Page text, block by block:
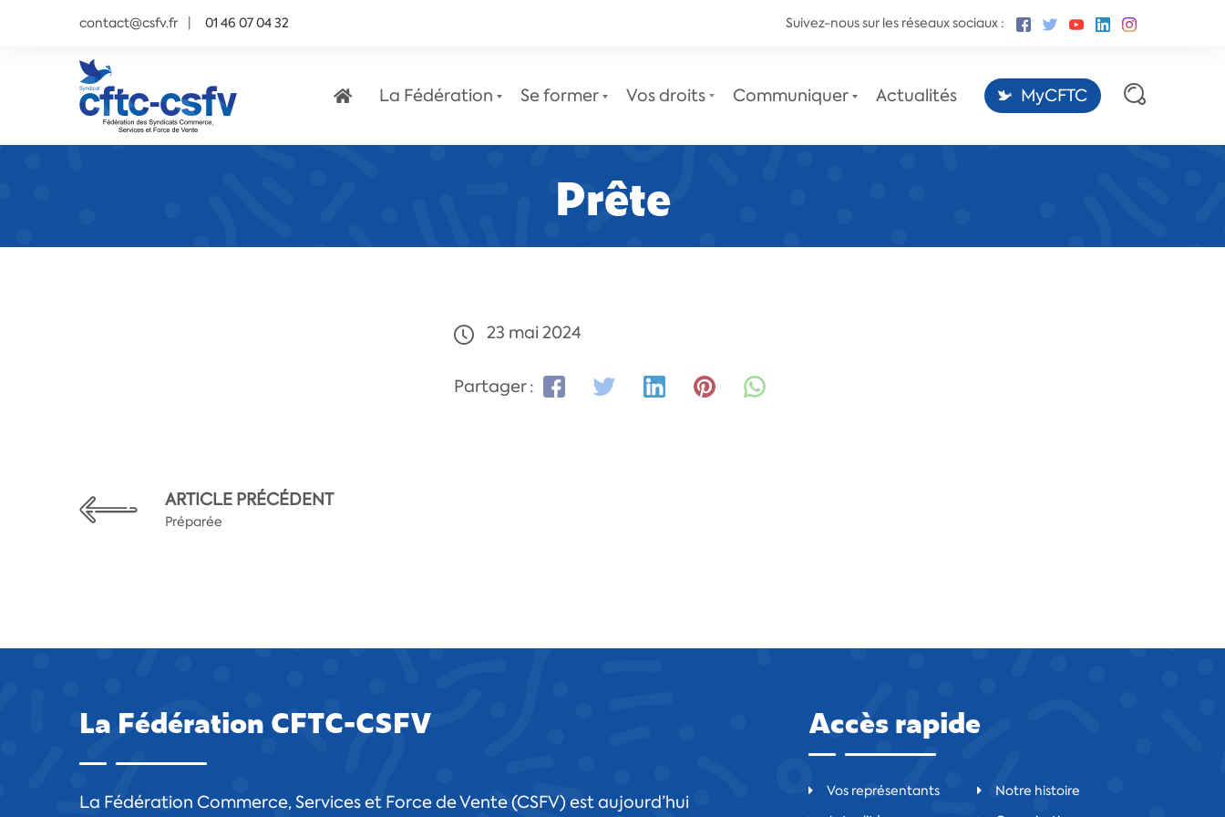
contact@csfv.fr 01 46 07 04 32 Suivez-nous sur les réseaux sociaux :
La Fédération Se former Vos droits
Le service juridique
Les sites des conventions
Communiquer Actualités MyCFTC
Prête
23 mai 2024
Partager :
ARTICLE PRÉCÉDENT
Préparée
La Fédération CFTC-CSFV
La Fédération Commerce, Services et Force de Vente (CSFV) est aujourd’hui
Accès rapide
Vos représentants
Notre histoire